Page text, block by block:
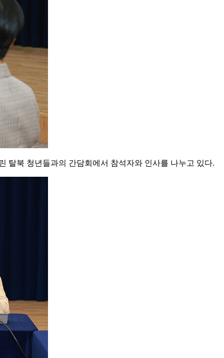
탈북 청년들과의 간담회에서 참석자와 인사를 나누고 있다.